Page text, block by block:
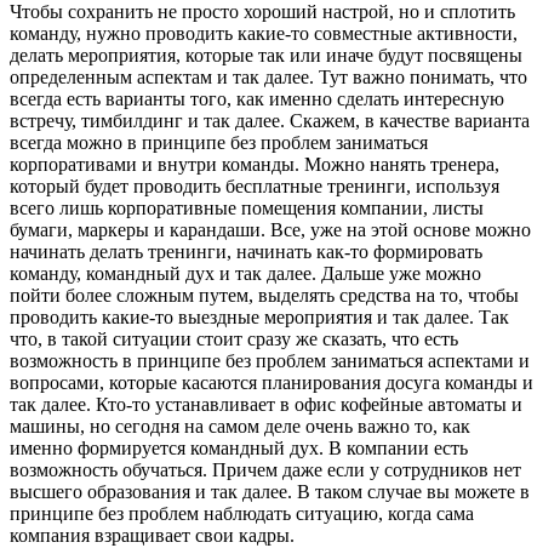
Чтобы сохранить не просто хороший настрой, но и сплотить
команду, нужно проводить какие-то совместные активности,
делать мероприятия, которые так или иначе будут посвящены
определенным аспектам и так далее. Тут важно понимать, что
всегда есть варианты того, как именно сделать интересную
встречу, тимбилдинг и так далее. Скажем, в качестве варианта
всегда можно в принципе без проблем заниматься
корпоративами и внутри команды. Можно нанять тренера,
который будет проводить бесплатные тренинги, используя
всего лишь корпоративные помещения компании, листы
бумаги, маркеры и карандаши. Все, уже на этой основе можно
начинать делать тренинги, начинать как-то формировать
команду, командный дух и так далее. Дальше уже можно
пойти более сложным путем, выделять средства на то, чтобы
проводить какие-то выездные мероприятия и так далее. Так
что, в такой ситуации стоит сразу же сказать, что есть
возможность в принципе без проблем заниматься аспектами и
вопросами, которые касаются планирования досуга команды и
так далее. Кто-то устанавливает в офис кофейные автоматы и
машины, но сегодня на самом деле очень важно то, как
именно формируется командный дух. В компании есть
возможность обучаться. Причем даже если у сотрудников нет
высшего образования и так далее. В таком случае вы можете в
принципе без проблем наблюдать ситуацию, когда сама
компания взращивает свои кадры.